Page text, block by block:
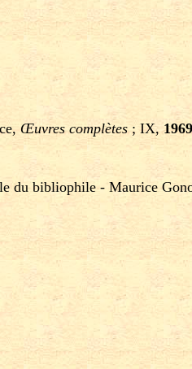
Œuvres complètes; IX,1969
du bibliophile - Maurice